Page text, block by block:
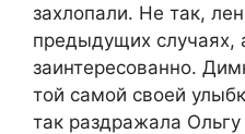
захлопали. Не так,
предыдущих случаях,
заинтересованно.
той самой своей
так раздражала